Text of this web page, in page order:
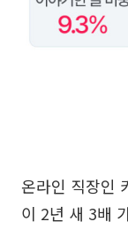
온라인 직장인
이 2년 새 3배